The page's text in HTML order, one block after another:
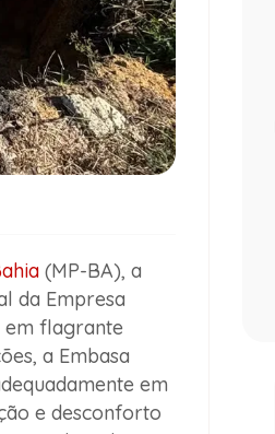
(MP-BA), a
da Empresa
flagrante
a Embasa
em
e desconforto